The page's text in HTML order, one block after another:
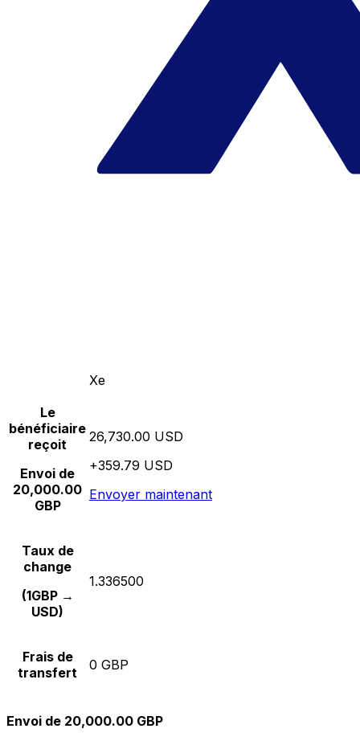
Xe
Le
bénéficiaire
reçoit
Envoi de
20,000.00
GBP
26,730.00 USD
+359.79 USD
Envoyer maintenant
Taux de
change
(1GBP →
USD)
1.336500
Frais de
transfert
0 GBP
Envoi de 20,000.00 GBP